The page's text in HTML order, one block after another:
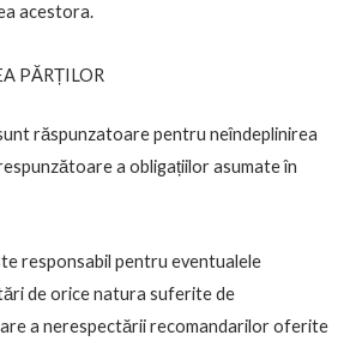
acestora.
PĂRȚILOR
răspunzatoare pentru neîndeplinirea
a obligațiilor asumate în
responsabil pentru eventualele
de orice natura suferite de
a nerespectării recomandarilor oferite